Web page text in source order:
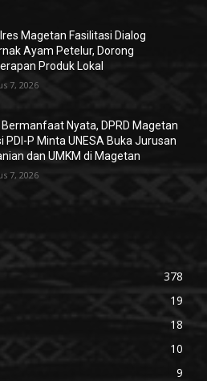
Magetan Fasilitasi Dialog
Ayam Petelur, Dorong
Produk Lokal
7, 2026
Nyata, DPRD Magetan
PDI-P Minta UNESA Buka Jurusan
dan UMKM di Magetan
7, 2026
378
19
18
10
9